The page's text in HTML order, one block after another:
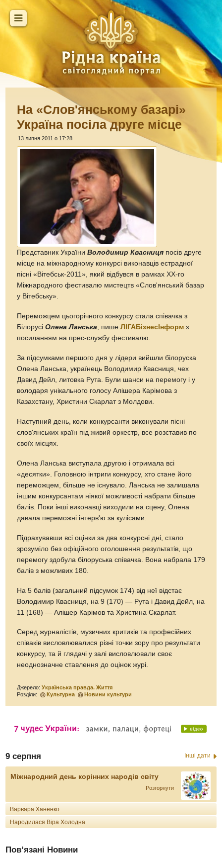
На «Слов'янському базарі»
Україна посіла друге місце
13 липня 2011 о 17:28
Представник УкраїниВолодимир Квасниця посів друге
місце на міжнародному конкурсі виконавців естрадної
пісні «Вітебськ-2011», який відбувся в рамках ХХ-го
Міжнародного фестивалю мистецтв «Слов'янський базар
у Вітебську».
Переможцем цьогорічного конкурсу стала співачка з
БілорусіОлена Ланська , пишеЛIГАБiзнесIнформ з
посиланням на прес-службу фестивалю.
За підсумками першого дня у лідери вийшли білоруска
Олена Ланська, українець Володимир Квасниця, чех
Давид Дейл, литовка Рута. Були шанси на перемогу і у
володаря унікального голосу Алішера Карімова з
Казахстану, Христини Скарлат з Молдови.
Наступний день, коли конкурсанти виконували пісні
слов'янських країн під живий оркестр, все розставив по
своїх місцях.
Олена Ланська виступала другою і отримала всі
«десятки». Головною інтриги конкурсу, хто стане його
переможцем, більше не існувало. Ланська не залишала
іншим конкурсантам ніякої можливості набрати більше
балів. Поки інші виконавці виходили на сцену, Олена
давала переможні інтерв'ю за кулісами.
Підрахувавши всі оцінки за два конкурсні дні, стало
зрозуміло без офіційного оголошення результатів, що
перемогу здобула білоруська співачка. Вона набрала 179
балів з можливих 180.
На 5 балів (загальний підсумок 174) від неї відстає
Володимир Квасниця, на 9 (170) — Рута і Давид Дейл, на
11 (168) — Алішер Карімов та Христина Скарлат.
Серед журналістів, музичних критиків та професійних
співаків висловлювалися різні точки зору про результати
конкурсу, та й глядачі у залі висловлювали своє
неоднозначне ставлення до оцінок журі.
Джерело:Українська правда. Життя
Розділи:
Культурна Новини культури
9 серпня Інші дати
Міжнародний день корінних народів світу
Розгорнути
Варвара Ханенко
Народилася Віра Холодна
Пов’язані Новини